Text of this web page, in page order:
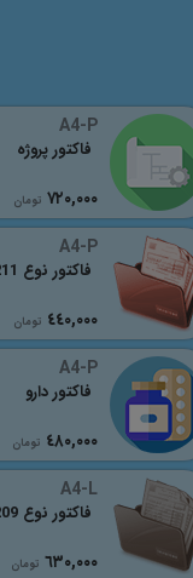
A4-P
٧٢٠,٠٠٠ تومان
فاکتور پروژه
A4-P
٤٤٠,٠٠٠ تومان
فاکتور نوع 211
A4-P
٤٨٠,٠٠٠ تومان
فاکتور دارو
A4-L
٦٣٠,٠٠٠ تومان
فاکتور نوع 209